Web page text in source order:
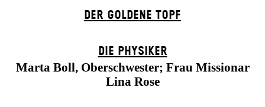
DER GOLDENE TOPF
DIE PHYSIKER
Marta Boll, Oberschwester; Frau Missionar
Lina Rose